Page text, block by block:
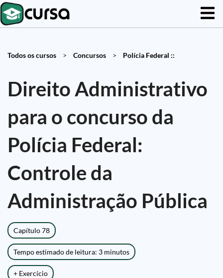
Todos os cursos > Concursos > Polícia Federal ::
Direito Administrativo
para o concurso da
Polícia Federal:
Controle da
Administração Pública
Capítulo 78
Tempo estimado de leitura: 3 minutos
+ Exercício